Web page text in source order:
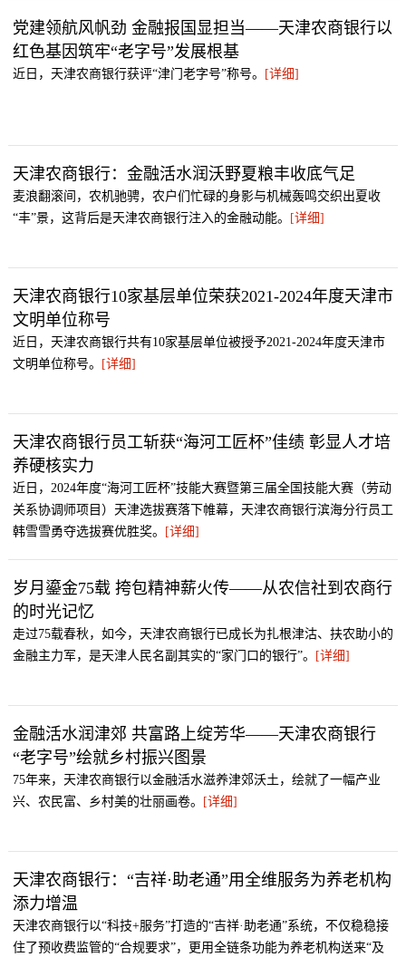
党建领航风帆劲 金融报国显担当——天津农商银行以
红色基因筑牢“老字号”发展根基
近日，天津农商银行获评“津门老字号”称号。 [详细]
天津农商银行：金融活水润沃野夏粮丰收底气足
麦浪翻滚间，农机驰骋，农户们忙碌的身影与机械轰鸣交织出夏收
“丰”景，这背后是天津农商银行注入的金融动能。
[详细]
天津农商银行10家基层单位荣获2021-2024年度天津市
文明单位称号
近日，天津农商银行共有10家基层单位被授予2021-2024年度天津市
文明单位称号。
[详细]
天津农商银行员工斩获“海河工匠杯”佳绩 彰显人才培
养硬核实力
近日，2024年度“海河工匠杯”技能大赛暨第三届全国技能大赛（劳动
关系协调师项目）天津选拔赛落下帷幕，天津农商银行滨海分行员工
韩雪雪勇夺选拔赛优胜奖。
[详细]
岁月鎏金75载 挎包精神薪火传——从农信社到农商行
的时光记忆
走过75载春秋，如今，天津农商银行已成长为扎根津沽、扶农助小的
金融主力军，是天津人民名副其实的“家门口的银行”。
[详细]
金融活水润津郊 共富路上绽芳华——天津农商银行
“老字号”绘就乡村振兴图景
75年来，天津农商银行以金融活水滋养津郊沃土，绘就了一幅产业
兴、农民富、乡村美的壮丽画卷。
[详细]
天津农商银行：“吉祥·助老通”用全维服务为养老机构
添力增温
天津农商银行以“科技+服务”打造的“吉祥·助老通”系统，不仅稳稳接
住了预收费监管的“合规要求”，更用全链条功能为养老机构送来“及